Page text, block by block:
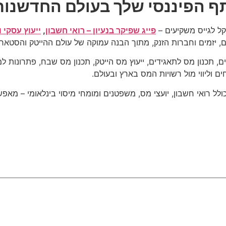
הפיננסי שלך בעולם
לגייס משקיעים – פייג שפיקר בנעיון – רואי חשבון, ייעוץ עסקי
תכנון מס לתאגידים, ייעוץ מס הייטק, תכנון מס שבח, פתרונות
וליווי מול רשויות המס בארץ ובעולם.
רואי חשבון, יועצי מס, משפטנים ומומחי מיסוי בינלאומי –